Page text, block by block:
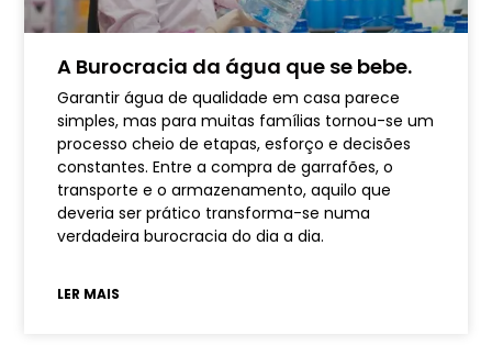
A Burocracia da água que se bebe.
Garantir água de qualidade em casa parece
simples, mas para muitas famílias tornou-se um
processo cheio de etapas, esforço e decisões
constantes. Entre a compra de garrafões, o
transporte e o armazenamento, aquilo que
deveria ser prático transforma-se numa
verdadeira burocracia do dia a dia.
LER MAIS